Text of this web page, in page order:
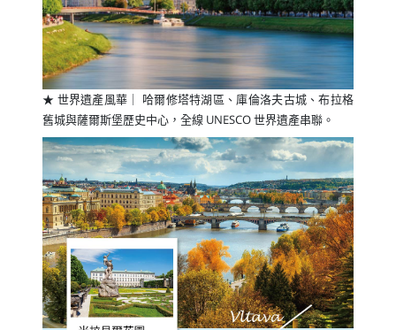
★ 世界遺產風華｜ 哈爾修塔特湖區、庫倫洛夫古城、布拉格
舊城與薩爾斯堡歷史中心，全線 UNESCO 世界遺產串聯。